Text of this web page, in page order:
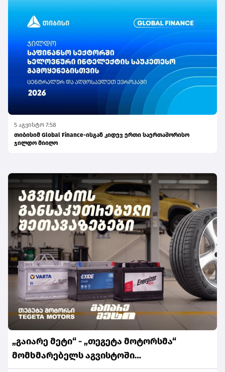
5 აგვისტო 7:58
თიბისიმ Global Finance-ისგან კიდევ ერთი საერთაშორისო
ჯილდო მიიღო
„გაიარე მეტი“ - „თეგეტა მოტორსმა“
მომხმარებელს აგვისტოში
განსაკუთრებული შეთავაზებები მოუმზადა